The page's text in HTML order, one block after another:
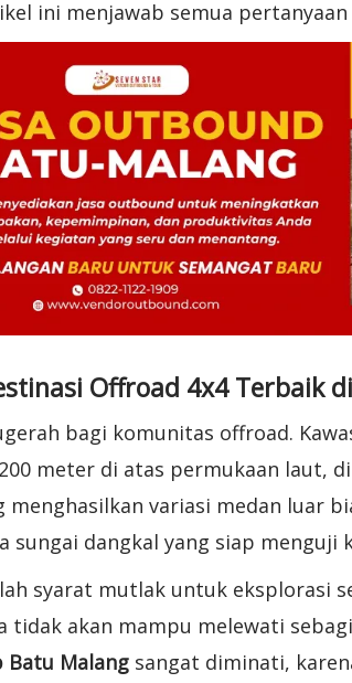
ini menjawab semua
Offroad 4x4 Terbaik
bagi komunitas offroad.
meter di atas permukaan laut,
variasi medan luar
dangkal yang siap menguji
syarat mutlak untuk eksplorasi
tidak akan mampu melewati
Batu Malang sangat diminati,